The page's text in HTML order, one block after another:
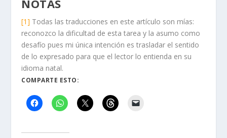
NOTAS
[1] Todas las traducciones en este artículo son mías:
reconozco la dificultad de esta tarea y la asumo como
desafío pues mi única intención es trasladar el sentido
de lo expresado para que el lector lo entienda en su
idioma natal.
COMPARTE ESTO: